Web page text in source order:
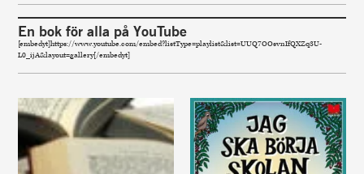
En bok för alla på YouTube
[embedyt]https://www.youtube.com/embed?listType=playlist&list=UUQ7OOsvnIfQXZq3U-
L0_ijA&layout=gallery[/embedyt]